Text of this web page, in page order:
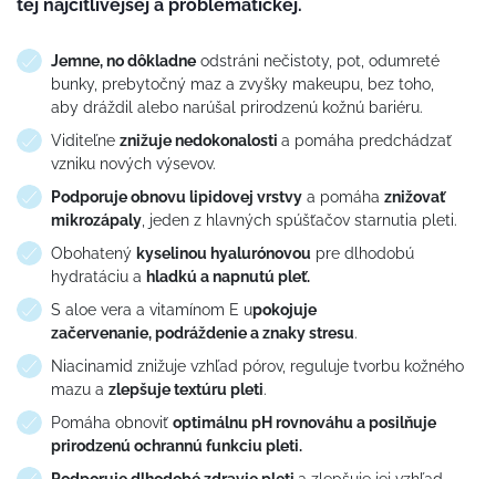
tej najcitlivejšej a problematickej.
Jemne, no dôkladneodstráni nečistoty, pot, odumreté
bunky, prebytočný maz a zvyšky makeupu, bez toho,
aby dráždil alebo narúšal prirodzenú kožnú bariéru.
Viditeľne znižuje nedokonalosti a pomáha predchádzať
vzniku nových výsevov.
Podporuje obnovu lipidovej vrstvya pomáha znižovať
mikrozápaly, jeden z hlavných spúšťačov starnutia pleti.
Obohatený kyselinou hyalurónovou pre dlhodobú
hydratáciu a hladkú a napnutú pleť.
S aloe vera a vitamínom E upokojuje
začervenanie, podráždenie a znaky stresu.
Niacinamid znižuje vzhľad pórov, reguluje tvorbu kožného
mazu a zlepšuje textúru pleti.
Pomáha obnoviť optimálnu pH rovnováhu a posilňuje
prirodzenú ochrannú funkciu pleti.